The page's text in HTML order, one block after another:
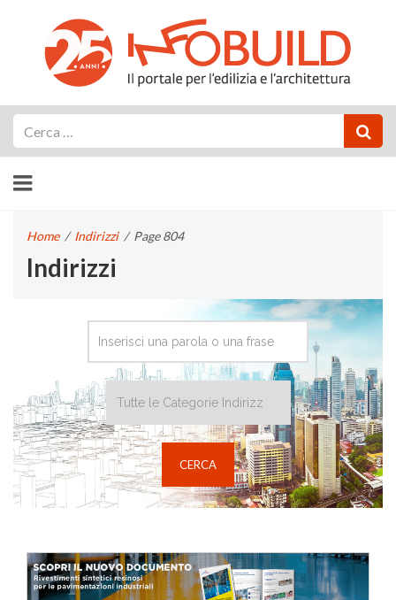
Home / Indirizzi / Page 804
Indirizzi